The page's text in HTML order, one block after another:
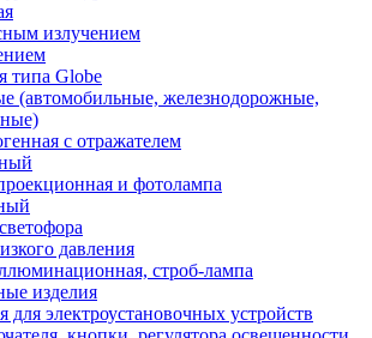
излучением
типа Globe
(автомобильные, железнодорожные,
с отражателем
и фотолампа
давления
строб-лампа
изделия
для электроустановочных устройств